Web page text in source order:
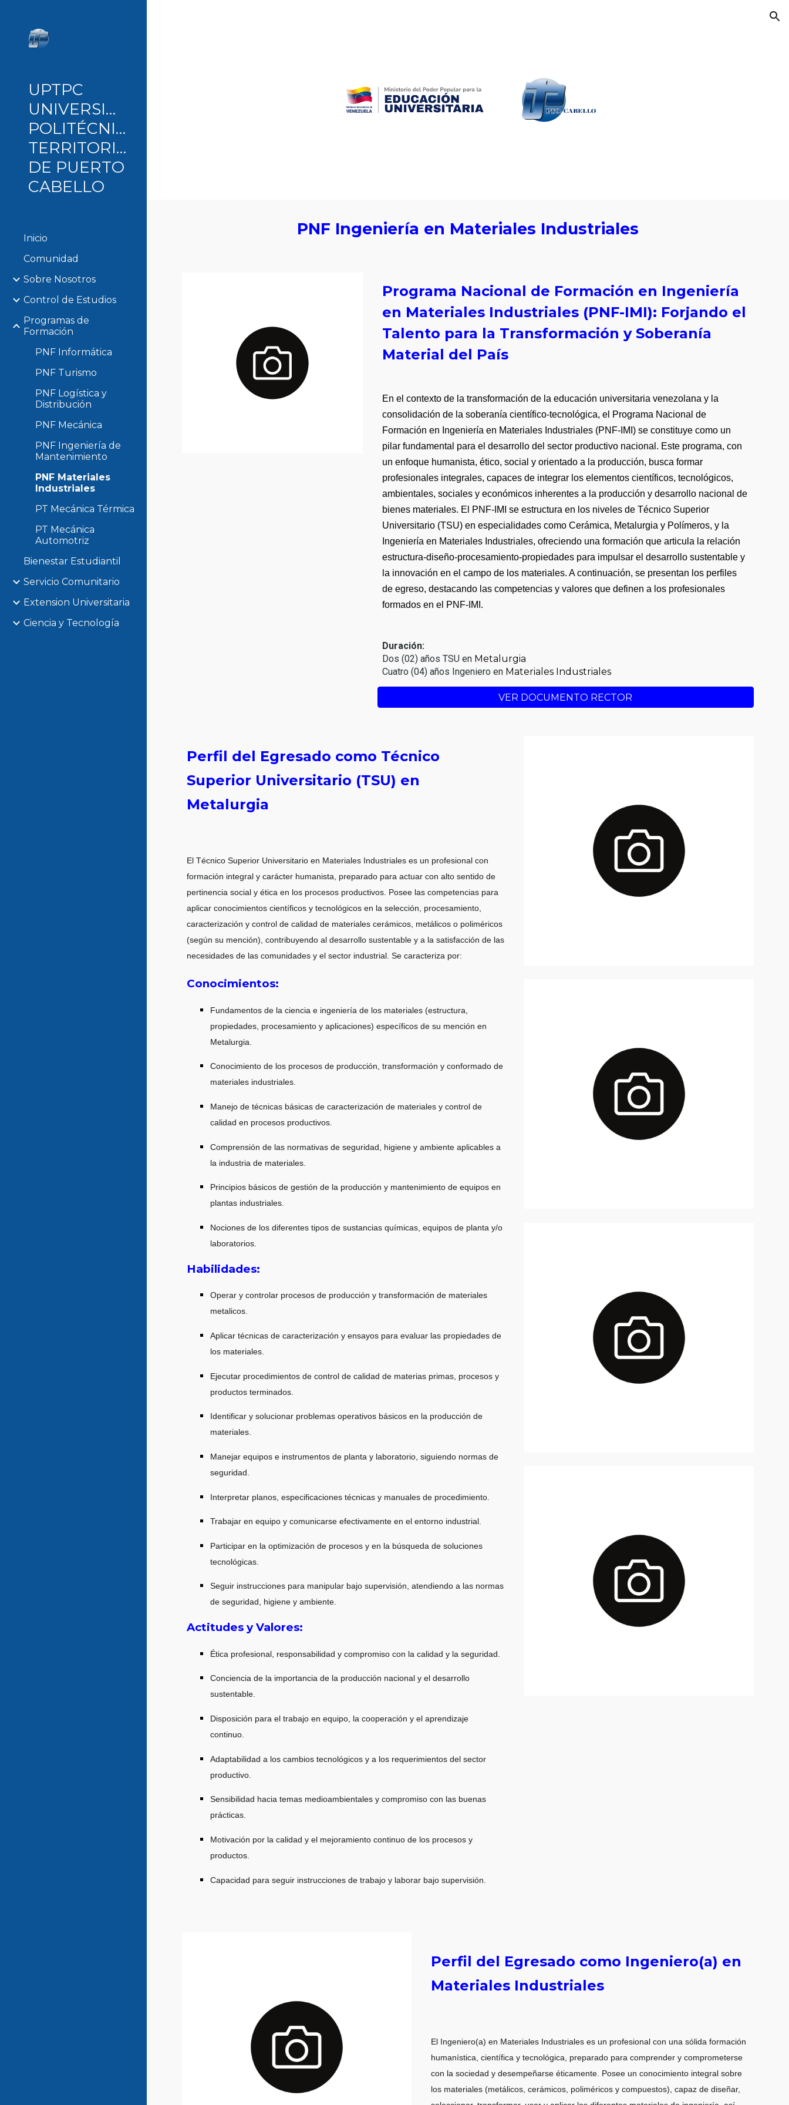
UPTPC
UNIVERSIDAD
POLITÉCNICA
TERRITORIAL
DE PUERTO
CABELLO
Inicio
Comunidad
Sobre Nosotros
Control de Estudios
Programas de
Formación
PNF Informática
PNF Turismo
PNF Logística y
Distribución
PNF Mecánica
PNF Ingeniería de
Mantenimiento
PNF Materiales
Industriales
PT Mecánica Térmica
PT Mecánica
Automotriz
Bienestar Estudiantil
Servicio Comunitario
Extension Universitaria
Ciencia y Tecnología
PNF Ingeniería en Materiales Industriales
Programa Nacional de Formación en Ingeniería
en Materiales Industriales (PNF-IMI): Forjando el
Talento para la Transformación y Soberanía
Material del País
En el contexto de la transformación de la educación universitaria venezolana y la
consolidación de la soberanía científico-tecnológica, el Programa Nacional de
Formación en Ingeniería en Materiales Industriales (PNF-IMI) se constituye como un
pilar fundamental para el desarrollo del sector productivo nacional. Este programa, con
un enfoque humanista, ético, social y orientado a la producción, busca formar
profesionales integrales, capaces de integrar los elementos científicos, tecnológicos,
ambientales, sociales y económicos inherentes a la producción y desarrollo nacional de
bienes materiales. El PNF-IMI se estructura en los niveles de Técnico Superior
Universitario (TSU) en especialidades como Cerámica, Metalurgia y Polímeros, y la
Ingeniería en Materiales Industriales, ofreciendo una formación que articula la relación
estructura-diseño-procesamiento-propiedades para impulsar el desarrollo sustentable y
la innovación en el campo de los materiales. A continuación, se presentan los perfiles
de egreso, destacando las competencias y valores que definen a los profesionales
formados en el PNF-IMI.
Duración:
Dos (02) años TSU en Metalurgia
Cuatro (04) años Ingeniero en Materiales Industriales
VER DOCUMENTO RECTOR
Perfil del Egresado como Técnico
Superior Universitario (TSU) en
Metalurgia
El Técnico Superior Universitario en Materiales Industriales es un profesional con
formación integral y carácter humanista, preparado para actuar con alto sentido de
pertinencia social y ética en los procesos productivos. Posee las competencias para
aplicar conocimientos científicos y tecnológicos en la selección, procesamiento,
caracterización y control de calidad de materiales cerámicos, metálicos o poliméricos
(según su mención), contribuyendo al desarrollo sustentable y a la satisfacción de las
necesidades de las comunidades y el sector industrial. Se caracteriza por:
Conocimientos:
Fundamentos de la ciencia e ingeniería de los materiales (estructura,
propiedades, procesamiento y aplicaciones) específicos de su mención en
Metalurgia.
Conocimiento de los procesos de producción, transformación y conformado de
materiales industriales.
Manejo de técnicas básicas de caracterización de materiales y control de
calidad en procesos productivos.
Comprensión de las normativas de seguridad, higiene y ambiente aplicables a
la industria de materiales.
Principios básicos de gestión de la producción y mantenimiento de equipos en
plantas industriales.
Nociones de los diferentes tipos de sustancias químicas, equipos de planta y/o
laboratorios.
Habilidades:
Operar y controlar procesos de producción y transformación de materiales
metalicos.
Aplicar técnicas de caracterización y ensayos para evaluar las propiedades de
los materiales.
Ejecutar procedimientos de control de calidad de materias primas, procesos y
productos terminados.
Identificar y solucionar problemas operativos básicos en la producción de
materiales.
Manejar equipos e instrumentos de planta y laboratorio, siguiendo normas de
seguridad.
Interpretar planos, especificaciones técnicas y manuales de procedimiento.
Trabajar en equipo y comunicarse efectivamente en el entorno industrial.
Participar en la optimización de procesos y en la búsqueda de soluciones
tecnológicas.
Seguir instrucciones para manipular bajo supervisión, atendiendo a las normas
de seguridad, higiene y ambiente.
Actitudes y Valores:
Ética profesional, responsabilidad y compromiso con la calidad y la seguridad.
Conciencia de la importancia de la producción nacional y el desarrollo
sustentable.
Disposición para el trabajo en equipo, la cooperación y el aprendizaje
continuo.
Adaptabilidad a los cambios tecnológicos y a los requerimientos del sector
productivo.
Sensibilidad hacia temas medioambientales y compromiso con las buenas
prácticas.
Motivación por la calidad y el mejoramiento continuo de los procesos y
productos.
Capacidad para seguir instrucciones de trabajo y laborar bajo supervisión.
Perfil del Egresado como Ingeniero(a) en
Materiales Industriales
El Ingeniero(a) en Materiales Industriales es un profesional con una sólida formación
humanística, científica y tecnológica, preparado para comprender y comprometerse
con la sociedad y desempeñarse éticamente. Posee un conocimiento integral sobre
los materiales (metálicos, cerámicos, poliméricos y compuestos), capaz de diseñar,